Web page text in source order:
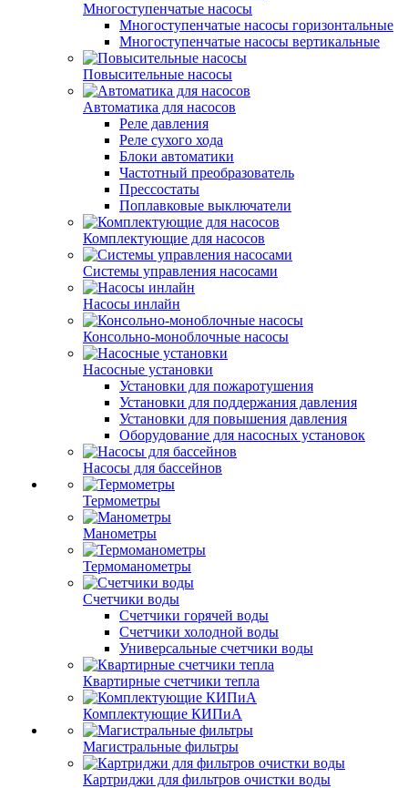
Многоступенчатые насосы
Многоступенчатые насосы горизонтальные
Многоступенчатые насосы вертикальные
Повысительные насосы
Автоматика для насосов
Реле давления
Реле сухого хода
Блоки автоматики
Частотный преобразователь
Прессостаты
Поплавковые выключатели
Комплектующие для насосов
Системы управления насосами
Насосы инлайн
Консольно-моноблочные насосы
Насосные установки
Установки для пожаротушения
Установки для поддержания давления
Установки для повышения давления
Оборудование для насосных установок
Насосы для бассейнов
Термометры
Манометры
Термоманометры
Счетчики воды
Счетчики горячей воды
Счетчики холодной воды
Универсальные счетчики воды
Квартирные счетчики тепла
Комплектующие КИПиА
Магистральные фильтры
Картриджи для фильтров очистки воды